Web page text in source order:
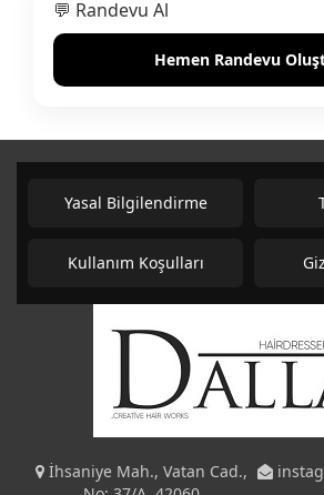
💬 Randevu Al
Hemen Randevu
Yasal Bilgilendirme
Kullanım Koşulları
İhsaniye Mah., Vatan Cad.,